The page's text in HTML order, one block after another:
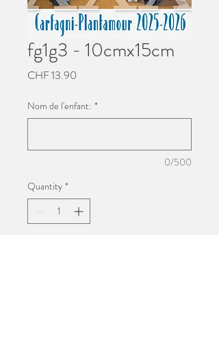
fg1g3 - 10cmx15cm
CHF 13.90
Nom de l'enfant: *
0/500
Quantity *